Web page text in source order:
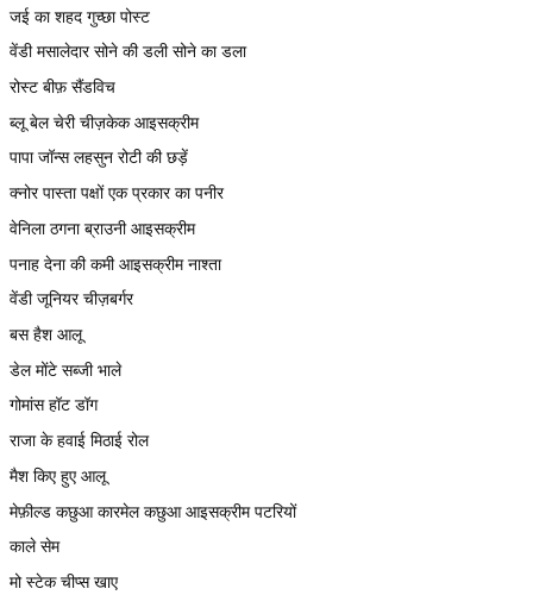
जई का शहद गुच्छा पोस्ट
वेंडी मसालेदार सोने की डली सोने का डला
रोस्ट बीफ़ सैंडविच
ब्लू बेल चेरी चीज़केक आइसक्रीम
पापा जॉन्स लहसुन रोटी की छड़ें
क्नोर पास्ता पक्षों एक प्रकार का पनीर
वेनिला ठगना ब्राउनी आइसक्रीम
पनाह देना की कमी आइसक्रीम नाश्ता
वेंडी जूनियर चीज़बर्गर
बस हैश आलू
डेल मोंटे सब्जी भाले
गोमांस हॉट डॉग
राजा के हवाई मिठाई रोल
मैश किए हुए आलू
मेफ़ील्ड कछुआ कारमेल कछुआ आइसक्रीम पटरियों
काले सेम
मो स्टेक चीप्स खाए